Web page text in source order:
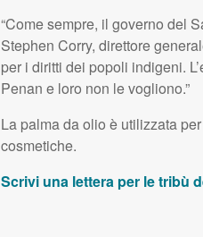
“Come sempre, il governo del
Stephen Corry, direttore
per i diritti dei popoli indigeni.
Penan e loro non le vogliono.”
La palma da olio è utilizzata
cosmetiche.
Scrivi una lettera per le tribù